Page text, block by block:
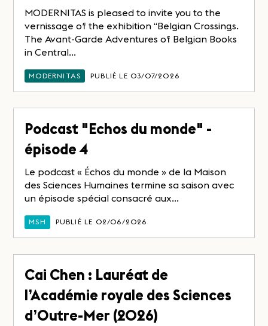
MODERNITAS is pleased to invite you to the
vernissage of the exhibition “Belgian Crossings.
The Avant-Garde Adventures of Belgian Books
in Central...
MODERNITAS PUBLIÉ LE 03/07/2026
Podcast "Echos du monde" -
épisode 4
Le podcast « Échos du monde » de la Maison
des Sciences Humaines termine sa saison avec
un épisode spécial consacré aux...
MSH PUBLIÉ LE 02/06/2026
Cai Chen : Lauréat de
l’Académie royale des Sciences
d’Outre-Mer (2026)